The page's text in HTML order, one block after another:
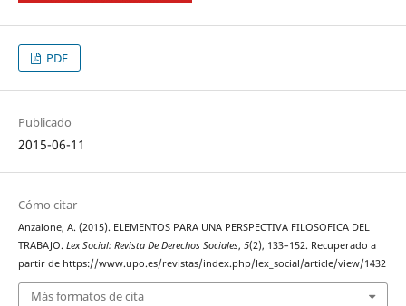
PDF
Publicado
2015-06-11
Cómo citar
Anzalone, A. (2015). ELEMENTOS PARA UNA PERSPECTIVA FILOSOFICA DEL
TRABAJO. Lex Social: Revista De Derechos Sociales, 5(2), 133–152. Recuperado a
partir de https://www.upo.es/revistas/index.php/lex_social/article/view/1432
Más formatos de cita